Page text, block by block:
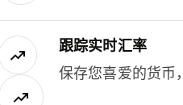
跟踪实时汇率
保存您喜爱的货币